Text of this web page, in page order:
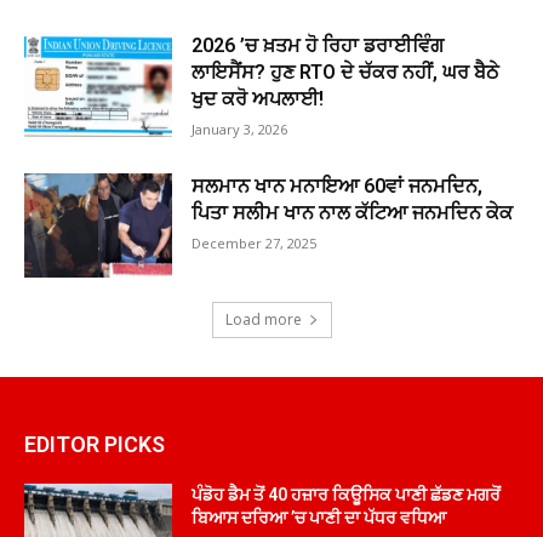
2026 ’ਚ ਖ਼ਤਮ ਹੋ ਰਿਹਾ ਡਰਾਈਵਿੰਗ
ਲਾਇਸੈਂਸ? ਹੁਣ RTO ਦੇ ਚੱਕਰ ਨਹੀਂ, ਘਰ ਬੈਠੇ
ਖੁਦ ਕਰੋ ਅਪਲਾਈ!
January 3, 2026
ਸਲਮਾਨ ਖਾਨ ਮਨਾਇਆ 60ਵਾਂ ਜਨਮਦਿਨ,
ਪਿਤਾ ਸਲੀਮ ਖਾਨ ਨਾਲ ਕੱਟਿਆ ਜਨਮਦਿਨ ਕੇਕ
December 27, 2025
Load more
EDITOR PICKS
ਪੰਡੋਹ ਡੈਮ ਤੋਂ 40 ਹਜ਼ਾਰ ਕਿਊਸਿਕ ਪਾਣੀ ਛੱਡਣ ਮਗਰੋਂ
ਬਿਆਸ ਦਰਿਆ ’ਚ ਪਾਣੀ ਦਾ ਪੱਧਰ ਵਧਿਆ